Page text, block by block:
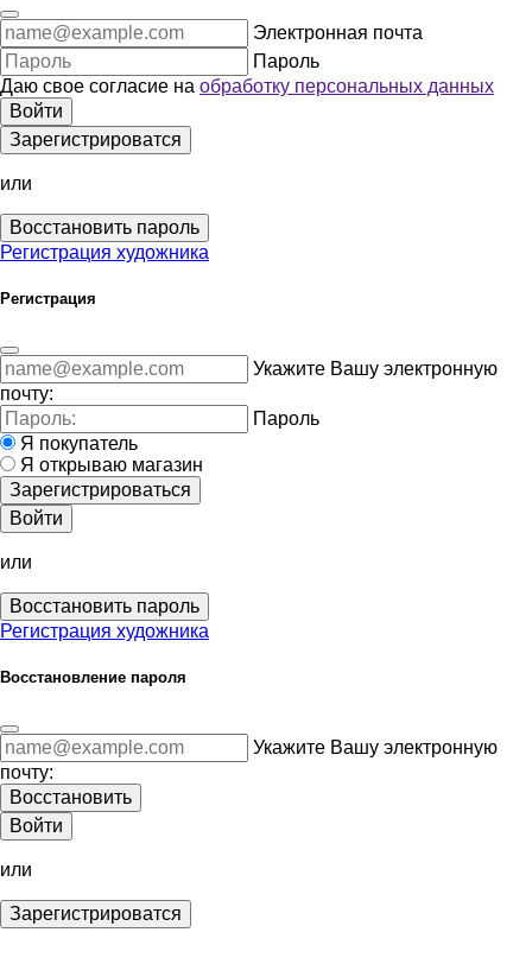
Электронная почта
Пароль
Даю свое согласие на обработку персональных данных
Войти
Зарегистрироватся
или
Восстановить пароль
Регистрация художника
Регистрация
Укажите Вашу электронную
почту:
Пароль
Я покупатель
Я открываю магазин
Зарегистрироваться
Войти
или
Восстановить пароль
Регистрация художника
Восстановление пароля
Укажите Вашу электронную
почту:
Восстановить
Войти
или
Зарегистрироватся